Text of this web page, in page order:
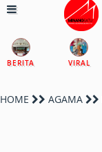
BERITA VIRAL
HOME AGAMA